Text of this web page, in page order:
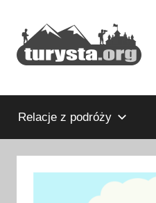
treści
Turysta.org
blog
podróżniczy
turystyczny
Relacje z podróży